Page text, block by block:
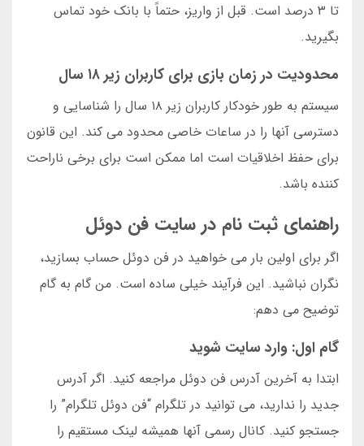
تا ۳ درصد است. قبل از واریز، حتماً با بانک خود تماس
بگیرید.
محدودیت در زمان بازی برای کاربران زیر ۱۸ سال
سیستم به طور خودکار کاربران زیر ۱۸ سال را شناسایی و
دسترسی آنها را در ساعات خاصی محدود می کند. این قانون
برای حفظ اخلاقیات است اما ممکن است برای برخی ناراحت
کننده باشد.
راهنمای ثبت نام در سایت فن دوئل
اگر برای اولین بار می خواهید در فن دوئل حساب بسازید،
نگران نباشید. این فرآیند خیلی ساده است. من گام به گام
توضیح می دهم:
گام اول: وارد سایت شوید
ابتدا به آخرین آدرس فن دوئل مراجعه کنید. اگر آدرس
جدید را ندارید، می توانید در تلگرام “فن دوئل تلگرام” را
جستجو کنید. کانال رسمی آنها همیشه لینک مستقیم را